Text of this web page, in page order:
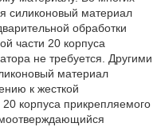
силиконовый материал
обработки
части 20 корпуса
не требуется. Другими
материал
к жесткой
корпуса прикрепляемого